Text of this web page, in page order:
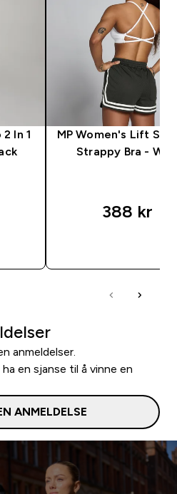
In 1
MP Women's Lift
Strappy Bra -
388 kr‎
anmeldelser.
en sjanse til å vinne en
ANMELDELSE